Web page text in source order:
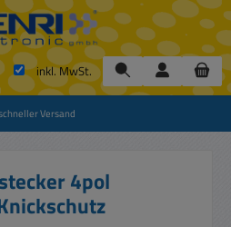
inkl. MwSt.
Versand
4pol